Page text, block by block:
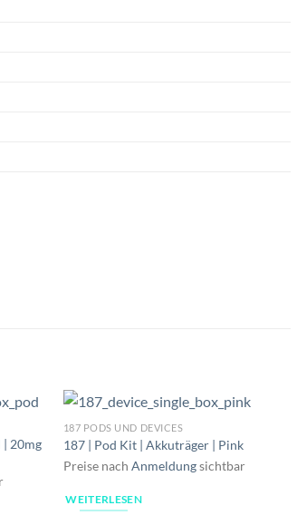
| 20mg
187 PODS UND DEVICES
187 | Pod Kit | Akkuträger | Pink
Preise nach Anmeldungsichtbar
WEITERLESEN